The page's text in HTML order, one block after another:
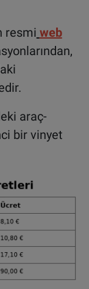
resmi web
araç-
bir vinyet